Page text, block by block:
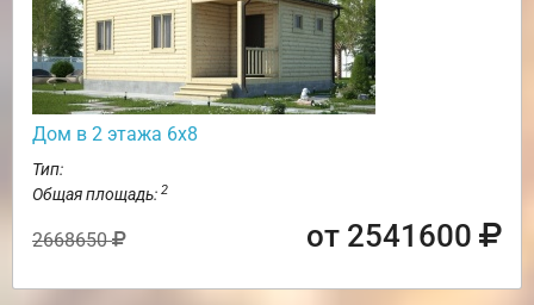
Дом в 2 этажа 6х8
Тип:
Общая площадь: 2
2668650 от 2541600